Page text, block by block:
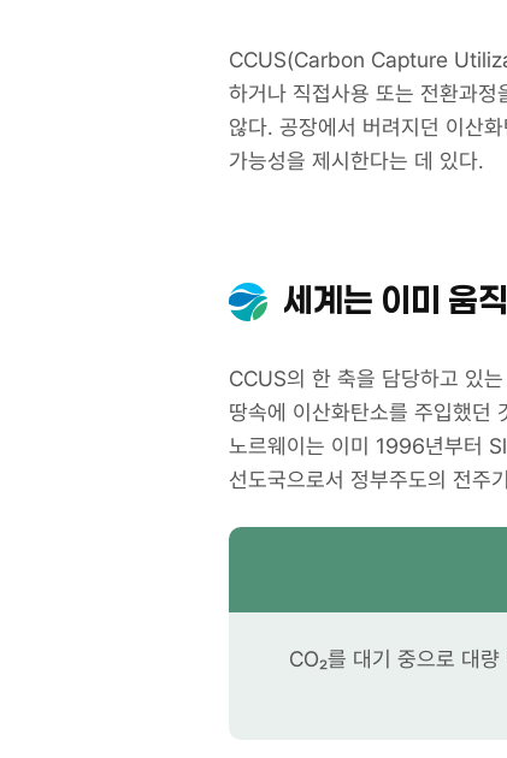
CCUS(Carbon Capture
하거나 직접사용 또는 전환과
않다. 공장에서 버려지던 이산
가능성을 제시한다는 데 있다.
세계는 이미 움
CCUS의 한 축을 담당하고 있
땅속에 이산화탄소를 주입했던
노르웨이는 이미 1996년부터
선도국으로서 정부주도의 전주
CO₂를 대기 중으로 대